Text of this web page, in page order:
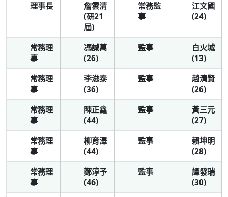
理事長
詹雲清
(研21
屆)
常務監
事
江文國
(24)
常務理
事
馮誠萬
(26)
監事
白火城
(13)
常務理
事
李滋泰
(36)
監事
趙清賢
(26)
常務理
事
陳正鑫
(44)
監事
黃三元
(27)
常務理
事
柳育澤
(44)
監事
賴坤明
(28)
常務理
事
鄭淳予
(46)
監事
譚發瑞
(30)